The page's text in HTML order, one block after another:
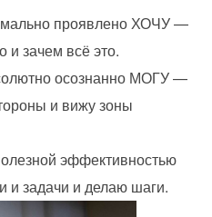
проявлено ХОЧУ —
и зачем всё это.
осознанно МОГУ —
и вижу зоны
эффективностью
задачи и делаю шаги.